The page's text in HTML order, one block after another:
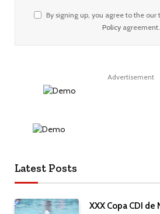
By signing up, you agree to the our
Policyagreement.
Advertisement
Latest Posts
XXX Copa CDI